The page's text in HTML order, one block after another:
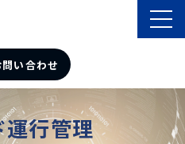
い合わせ
行管理